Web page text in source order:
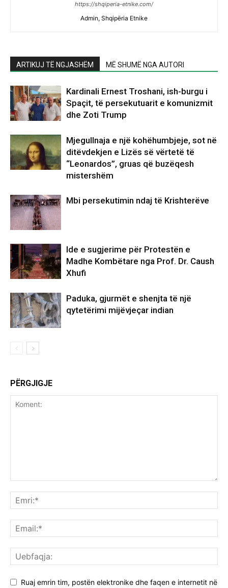
https://shqiperia-etnike.com/
Admin, Shqipëria Etnike
ARTIKUJ TË NGJASHËM MË SHUMË NGA AUTORI
Kardinali Ernest Troshani, ish-burgu i
Spaçit, të persekutuarit e komunizmit
dhe Zoti Trump
Mjegullnaja e një kohëhumbjeje, sot në
ditëvdekjen e Lizës së vërtetë të
“Leonardos”, gruas që buzëqesh
mistershëm
Mbi persekutimin ndaj të Krishterëve
Ide e sugjerime për Protestën e
Madhe Kombëtare nga Prof. Dr. Caush
Xhufi
Paduka, gjurmët e shenjta të një
qytetërimi mijëvjeçar indian
PËRGJIGJE
Ruaj emrin tim, postën elektronike dhe faqen e internetit në